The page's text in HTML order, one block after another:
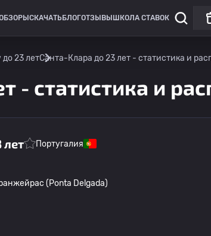
СКАЧАТЬ БЛОГОТЗЫВЫ ШКОЛА СТАВОК
23 летСанта-Клара до 23 лет - статистика и
- статистика и
лет Португалия
(Ponta Delgada)